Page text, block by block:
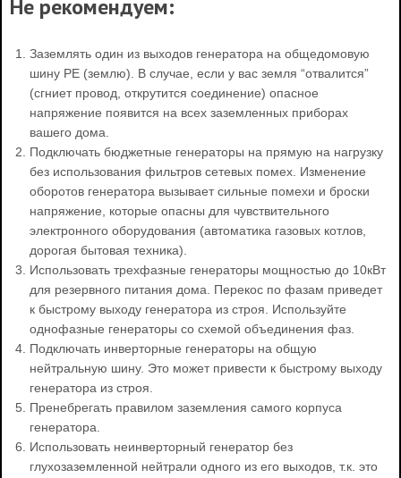
Не рекомендуем:
Заземлять один из выходов генератора на общедомовую
шину PE (землю). В случае, если у вас земля “отвалится”
(сгниет провод, открутится соединение) опасное
напряжение появится на всех заземленных приборах
вашего дома.
Подключать бюджетные генераторы на прямую на нагрузку
без использования фильтров сетевых помех. Изменение
оборотов генератора вызывает сильные помехи и броски
напряжение, которые опасны для чувствительного
электронного оборудования (автоматика газовых котлов,
дорогая бытовая техника).
Использовать трехфазные генераторы мощностью до 10кВт
для резервного питания дома. Перекос по фазам приведет
к быстрому выходу генератора из строя. Используйте
однофазные генераторы со схемой объединения фаз.
Подключать инверторные генераторы на общую
нейтральную шину. Это может привести к быстрому выходу
генератора из строя.
Пренебрегать правилом заземления самого корпуса
генератора.
Использовать неинверторный генератор без
глухозаземленной нейтрали одного из его выходов, т.к. это